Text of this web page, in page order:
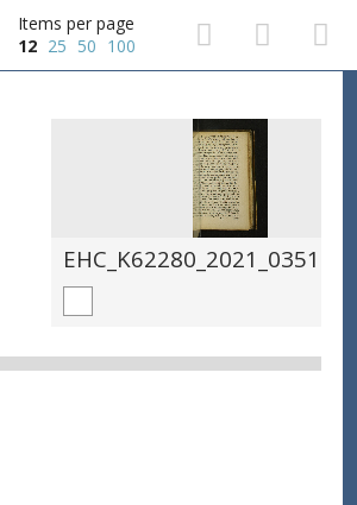
Items per page
12 25 50 100
EHC_K62280_2021_0351.tif